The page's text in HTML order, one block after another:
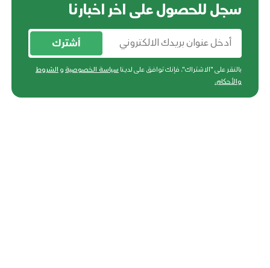
سجل للحصول على اخر اخبارنا
أشترك
بالنقر على "الاشتراك"، فإنك توافق على لدينا سياسة الخصوصية و الشروط
والأحكام.